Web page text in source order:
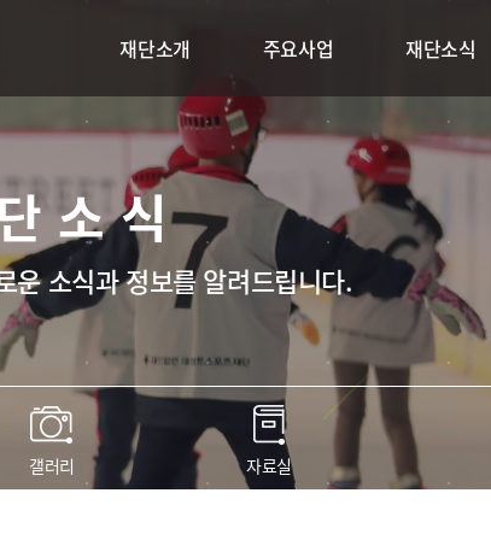
재단소개 주요사업 재단소식
소식
운 소식과 정보를 알려드립니다.
갤러리 자료실